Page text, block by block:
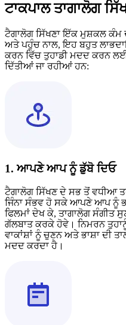
ਟਾਕਪਾਲ ਤਾਗਾਲੋਗ
ਟੈਗਾਲੋਗ ਸਿੱਖਣਾ ਇੱਕ ਮੁਸ਼ਕਲ ਕੰਮ
ਅਤੇ ਪਹੁੰਚ ਨਾਲ, ਇਹ ਬਹੁਤ
ਕਰਨ ਵਿੱਚ ਤੁਹਾਡੀ ਮਦਦ ਕਰਨ
ਦਿੱਤੀਆਂ ਜਾ ਰਹੀਆਂ ਹਨ:
1. ਆਪਣੇ ਆਪ ਨੂੰ ਡੁੱਬੋ ਦਿਓ
ਟੈਗਾਲੋਗ ਸਿੱਖਣ ਦੇ ਸਭ ਤੋਂ ਵਧੀਆ
ਜਿੰਨਾ ਸੰਭਵ ਹੋ ਸਕੇ ਆਪਣੇ ਆਪ ਨੂੰ
ਫਿਲਮਾਂ ਦੇਖ ਕੇ, ਤਾਗਾਲੋਗ ਸੰਗੀਤ
ਗੱਲਬਾਤ ਕਰਕੇ ਹੋਵੇ। ਨਿਮਰਨ
ਵਾਕਾਂਸ਼ਾਂ ਨੂੰ ਚੁਣਨ ਅਤੇ ਭਾਸ਼ਾ ਦੀ
ਮਦਦ ਕਰਦਾ ਹੈ।